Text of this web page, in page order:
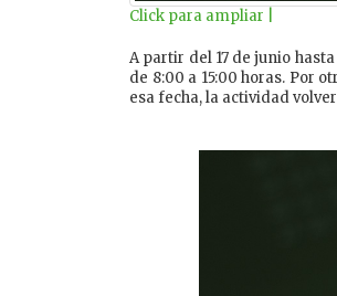
Click para ampliar |
A partir del 17 de junio
de 8:00 a 15:00 horas. Por
esa fecha, la actividad